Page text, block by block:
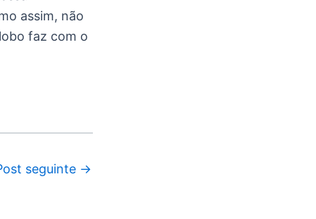
assim, não
faz com o
seguinte →